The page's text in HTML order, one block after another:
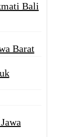
Bali
Barat